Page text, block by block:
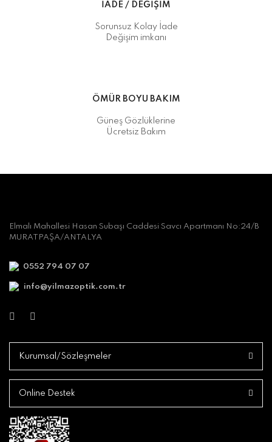
İADE / DEĞİŞİM
Sorunsuz Kolay İade
Değişim imkanı
ÖMÜR BOYU BAKIM
Güneş Gözlüklerine
Ücretsiz Bakım
Elmalı Mahallesi Hasan Subaşı Caddesi Savcı Apartmanı No:24/B
MURATPAŞA/ANTALYA
0552 794 07 07
info@yilmazoptik.com.tr
Kurumsal/Sözleşmeler
Online Destek